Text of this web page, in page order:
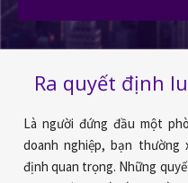
Là người đứng đầu một
doanh nghiệp, bạn thường
định quan trọng. Những
Ra quyết định